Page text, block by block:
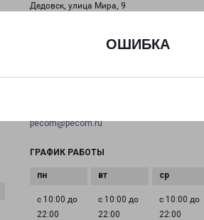
ОШИБКА
Дедовск, улица Мира, 9
+7(495) 660-11-11
pecom@pecom.ru
ГРАФИК РАБОТЫ
с 10:00 до
22:00
с 10:00 до
22:00
с 10:00 до
22:00